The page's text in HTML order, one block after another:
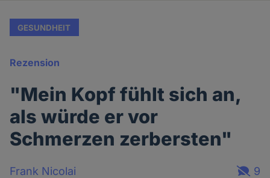
GESUNDHEIT
Rezension
"Mein Kopf fühlt sich an,
als würde er vor
Schmerzen zerbersten"
Frank Nicolai
9